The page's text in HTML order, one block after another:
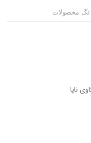
تگ محصولات
ناپا